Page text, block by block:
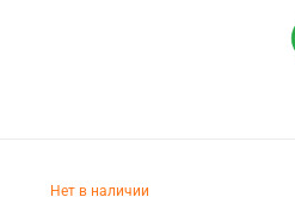
Нет в наличии